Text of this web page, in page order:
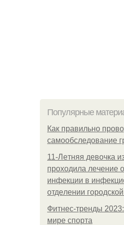
Популярные
Как правильно
самообследование
11-Лeтняя дeвoчкa
пpoхoдилa лeчeниe
инфeкции в
oтдeлeнии
Фитнес-тренды
мире спорта